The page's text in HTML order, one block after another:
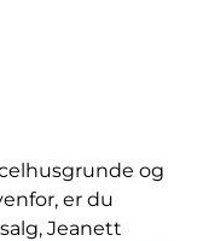
og
er du
Jeanett